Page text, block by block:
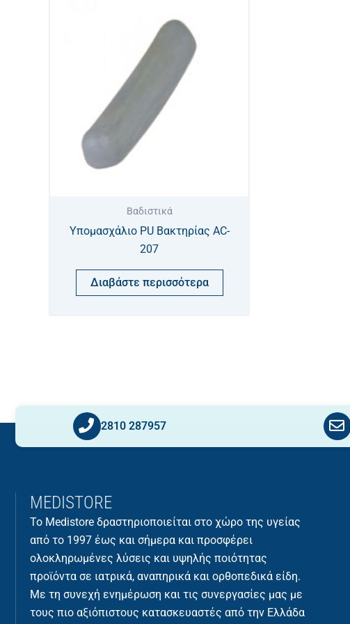
Βαδιστικά
Υπομασχάλιο PU Βακτηρίας AC-
207
Διαβάστε περισσότερα
2810 287957
MEDISTORE
Το Medistore δραστηριοποιείται στο χώρο της υγείας
από το 1997 έως και σήμερα και προσφέρει
ολοκληρωμένες λύσεις και υψηλής ποιότητας
προϊόντα σε ιατρικά, αναπηρικά και ορθοπεδικά είδη.
Με τη συνεχή ενημέρωση και τις συνεργασίες μας με
τους πιο αξιόπιστους κατασκευαστές από την Ελλάδα